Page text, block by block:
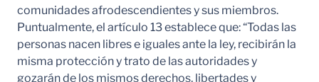
comunidades afrodescendientes y sus miembros.
Puntualmente, el artículo 13 establece que: “Todas las
personas nacen libres e iguales ante la ley, recibirán la
misma protección y trato de las autoridades y
gozarán de los mismos derechos, libertades y